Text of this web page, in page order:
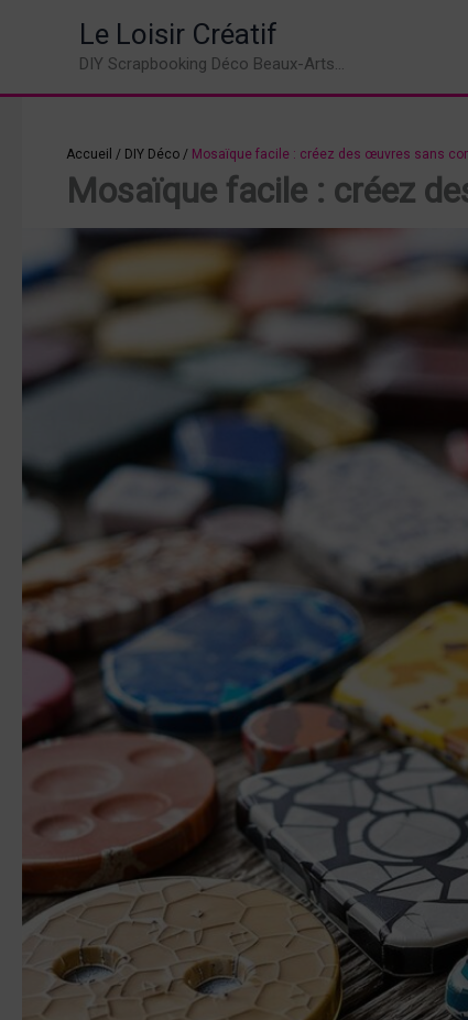
Le Loisir Créatif
DIY Scrapbooking Déco Beaux-Arts...
Accueil / DIY Déco / Mosaïque facile : créez des œuvres sans
Mosaïque facile : créez